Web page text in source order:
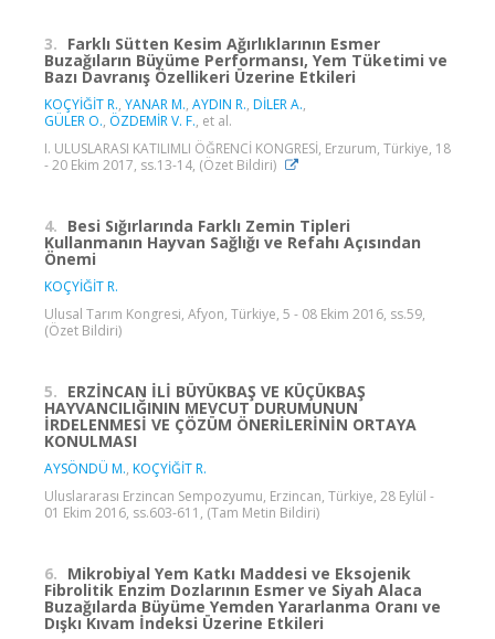
3. Farklı Sütten Kesim Ağırlıklarının Esmer
Buzağıların Büyüme Performansı, Yem Tüketimi ve
Bazı Davranış Özellikeri Üzerine Etkileri
KOÇYİĞİT R., YANAR M., AYDIN R., DİLER A.,
GÜLER O., ÖZDEMİR V. F., et al.
I. ULUSLARASI KATILIMLI ÖĞRENCİ KONGRESİ, Erzurum, Türkiye, 18
- 20 Ekim 2017, ss.13-14, (Özet Bildiri)
4. Besi Sığırlarında Farklı Zemin Tipleri
Kullanmanın Hayvan Sağlığı ve Refahı Açısından
Önemi
KOÇYİĞİT R.
Ulusal Tarım Kongresi, Afyon, Türkiye, 5 - 08 Ekim 2016, ss.59,
(Özet Bildiri)
5. ERZİNCAN İLİ BÜYÜKBAŞ VE KÜÇÜKBAŞ
HAYVANCILIĞININ MEVCUT DURUMUNUN
İRDELENMESİ VE ÇÖZÜM ÖNERİLERİNİN ORTAYA
KONULMASI
AYSÖNDÜ M., KOÇYİĞİT R.
Uluslararası Erzincan Sempozyumu, Erzincan, Türkiye, 28 Eylül -
01 Ekim 2016, ss.603-611, (Tam Metin Bildiri)
6. Mikrobiyal Yem Katkı Maddesi ve Eksojenik
Fibrolitik Enzim Dozlarının Esmer ve Siyah Alaca
Buzağılarda Büyüme Yemden Yararlanma Oranı ve
Dışkı Kıvam İndeksi Üzerine Etkileri